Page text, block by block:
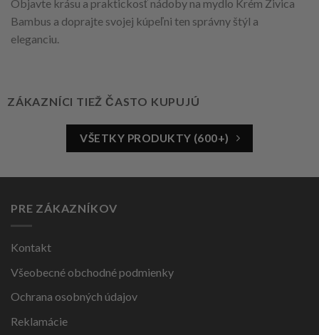
Objavte krásu a praktickosť nádoby na mydlo Krém Živica
Bambus a doprajte svojej kúpeľni ten správny štýl a
eleganciu.
ZÁKAZNÍCI TIEŽ ČASTO KUPUJÚ
VŠETKY PRODUKTY (600+)
PRE ZÁKAZNÍKOV
Kontakt
Všeobecné obchodné podmienky
Ochrana osobných údajov
Reklamácie